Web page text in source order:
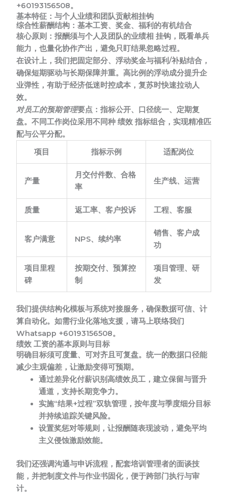
+60193156508。
基本特征：与个人业绩和团队贡献相挂钩
综合性薪酬结构：基本工资、奖金、福利的有机结合
核心原则：报酬须与个人及团队的业绩相 挂钩，既看单兵
能力，也量化协作产出，避免只盯结果忽略过程。
在设计上，我们把固定部分、浮动奖金与福利/补贴结合，
确保短期驱动与长期保障并重。高比例的浮动成分提升企
业弹性，有助于经济低迷时控成本，复苏时快速拉动人
效。
对员工的预期管理要点：指标公开、口径统一、定期复
盘。不同工作岗位采用不同种 绩效 指标组合，实现精准匹
配与公平分配。
项目
指标示例 适配岗位
产量
月交付件数、合格
率
生产线、运营
质量 返工率、客户投诉 工程、客服
客户满意 NPS、续约率
销售、客户成
功
项目里程
碑
按期交付、预算控
制
项目管理、研
发
我们提供结构化模板与系统对接服务，确保数据可信、计
算自动化。如需行业化落地支援，请马上联络我们
Whatsapp +60193156508。
绩效 工资的基本原则与目标
明确目标须可度量、可对齐且可复盘。统一的数据口径能
减少主观偏差，让激励变得可预期。
通过差异化付薪识别高绩效员工，建立保留与晋升
通道，支持长期竞争力。
实施“结果+过程”双轨管理，按年度与季度细分目标
并持续追踪关键风险。
设置奖惩对等规则，让报酬随表现波动，避免平均
主义侵蚀激励效能。
我们还强调沟通与申诉流程，配套培训管理者的面谈技
能，并把制度文件与作业书固化，便于跨部门执行与审
计。